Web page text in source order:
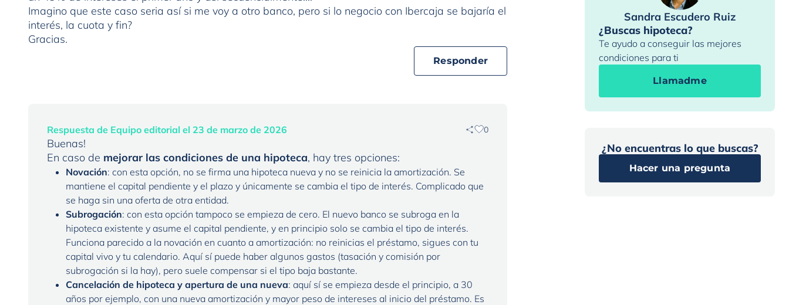
Imagino que este caso seria así si me voy a otro banco, pero si lo negocio con Ibercaja se bajaría el
interés, la cuota y fin?
Gracias.
Responder
Respuesta de Equipo editorial el 23 de marzo de 2026 0
Buenas!
En caso de mejorar las condiciones de una hipoteca, hay tres opciones:
Novación: con esta opción, no se firma una hipoteca nueva y no se reinicia la amortización. Se
mantiene el capital pendiente y el plazo y únicamente se cambia el tipo de interés. Complicado que
se haga sin una oferta de otra entidad.
Subrogación: con esta opción tampoco se empieza de cero. El nuevo banco se subroga en la
hipoteca existente y asume el capital pendiente, y en principio solo se cambia el tipo de interés.
Funciona parecido a la novación en cuanto a amortización: no reinicias el préstamo, sigues con tu
capital vivo y tu calendario. Aquí sí puede haber algunos gastos (tasación y comisión por
subrogación si la hay), pero suele compensar si el tipo baja bastante.
Cancelación de hipoteca y apertura de una nueva: aquí sí se empieza desde el principio, a 30
años por ejemplo, con una nueva amortización y mayor peso de intereses al inicio del préstamo. Es
Sandra Escudero Ruiz
¿Buscas hipoteca?
Te ayudo a conseguir las mejores
condiciones para ti
Llamadme
¿No encuentras lo que buscas?
Hacer una pregunta